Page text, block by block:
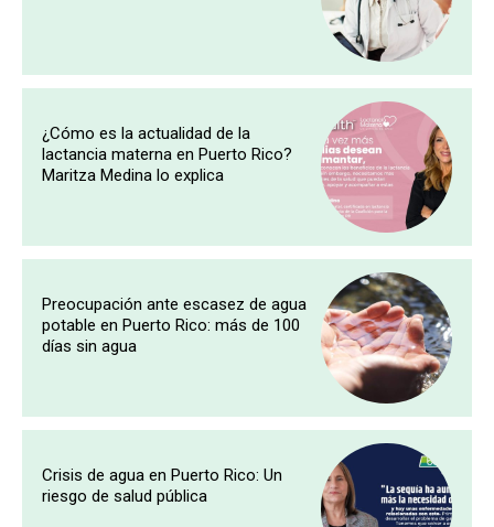
¿Cómo es la actualidad de la
lactancia materna en Puerto Rico?
Maritza Medina lo explica
Preocupación ante escasez de agua
potable en Puerto Rico: más de 100
días sin agua
Crisis de agua en Puerto Rico: Un
riesgo de salud pública